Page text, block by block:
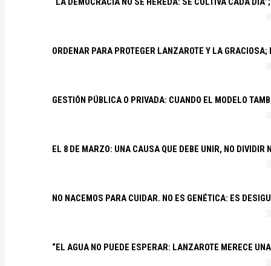
ORDENAR PARA PROTEGER LANZAROTE Y LA
GESTIÓN PÚBLICA O PRIVADA: CUANDO EL MODELO
EL 8 DE MARZO: UNA CAUSA QUE DEBE UNIR, NO DIVIDIR
NO NACEMOS PARA CUIDAR. NO ES GENÉTICA: ES
“EL AGUA NO PUEDE ESPERAR: LANZAROTE MERECE